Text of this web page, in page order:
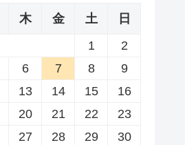
木 金 土
日
1
2
6 7 8
9
13 14 15
16
20 21 22
23
27 28 29
30